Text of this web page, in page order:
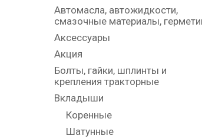
Автомасла, автожидкости,
смазочные материалы,
Аксессуары
Акция
Болты, гайки, шплинты и
крепления тракторные
Вкладыши
Коренные
Шатунные